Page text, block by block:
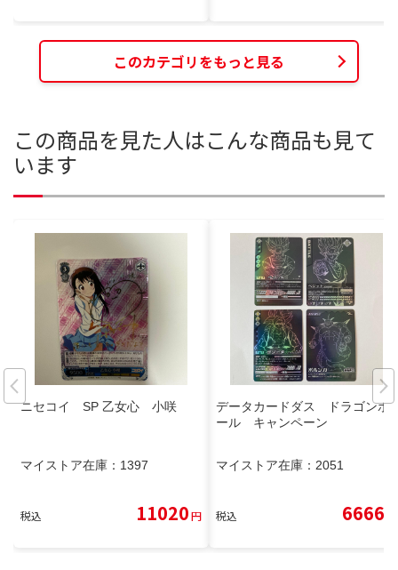
このカテゴリをもっと見る
この商品を見た人はこんな商品も見て
います
ニセコイ SP 乙女心 小咲
マイストア在庫： 1397
税込 11020円
データカードダス ドラゴンボ
ール キャンペーン
マイストア在庫： 2051
税込 6666